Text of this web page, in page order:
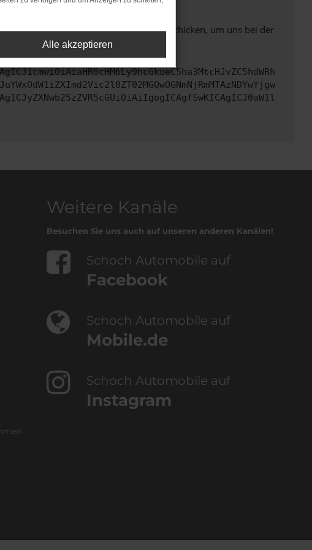
beheben. Du kannst uns diesen Text schicken, um uns bei der
Weitere Kanäle
Besuchen Sie uns auch auf unseren anderen Kanälen!
Schoch Automobile auf
Facebook
Schoch Automobile auf
Mobile.de
Schoch Automobile auf
Instagram
Alle akzeptieren